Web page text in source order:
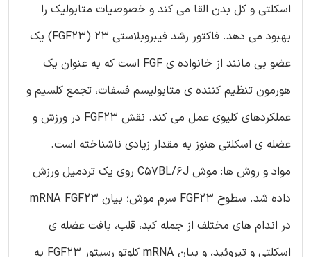
اسکلتی و کل بدن القا می کند و خصوصیات متابولیک را
بهبود می دهد. فاکتور رشد فیبروبلاستی 23 (FGF23) یک
عضو بی مانند از خانواده ی FGF است که به عنوان یک
هورمون تنظیم کننده ی متابولیسم فسفات، تجمع کلسیم و
عملکردهای کلیوی عمل می کند. نقش FGF23 در ورزش و
عضله ی اسکلتی هنوز به مقدار زیادی ناشناخته است.
مواد و روش ها: موش C57BL/6J روی یک تردمیل ورزش
داده شد. سطوح FGF23 سرم موش؛ بیان mRNA FGF23
در اندام های مختلف از جمله کبد، قلب، بافت عضله ی
اسکلتی و تیروئید، و بیان mRNA کلوتو رسپتور FGF23 به